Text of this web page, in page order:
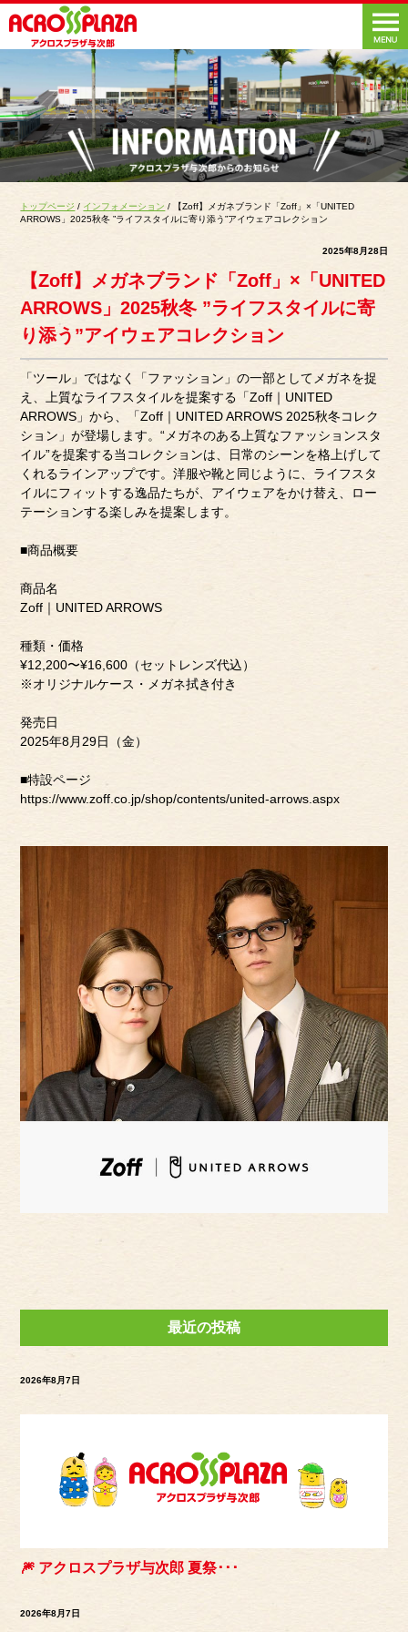
トップページ / インフォメーション / 【Zoff】メガネブランド「Zoff」×「UNITED
ARROWS」2025秋冬 ”ライフスタイルに寄り添う”アイウェアコレクション
2025年8月28日
【Zoff】メガネブランド「Zoff」×「UNITED
ARROWS」2025秋冬 ”ライフスタイルに寄
り添う”アイウェアコレクション
「ツール」ではなく「ファッション」の一部としてメガネを捉
え、上質なライフスタイルを提案する「Zoff｜UNITED
ARROWS」から、「Zoff｜UNITED ARROWS 2025秋冬コレク
ション」が登場します。“メガネのある上質なファッションスタ
イル”を提案する当コレクションは、日常のシーンを格上げして
くれるラインアップです。洋服や靴と同じように、ライフスタ
イルにフィットする逸品たちが、アイウェアをかけ替え、ロー
テーションする楽しみを提案します。
■商品概要
商品名
Zoff｜UNITED ARROWS
種類・価格
¥12,200〜¥16,600（セットレンズ代込）
※オリジナルケース・メガネ拭き付き
発売日
2025年8月29日（金）
■特設ページ
https://www.zoff.co.jp/shop/contents/united-arrows.aspx
最近の投稿
2026年8月7日
🎆 アクロスプラザ与次郎 夏祭･･･
2026年8月7日